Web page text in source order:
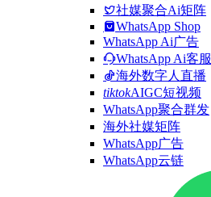
社媒聚合Ai矩阵
WhatsApp Shop
WhatsApp Ai广告
WhatsApp Ai客服
海外数字人直播
tiktokAIGC短视频
WhatsApp聚合群发
海外社媒矩阵
WhatsApp广告
WhatsApp云链